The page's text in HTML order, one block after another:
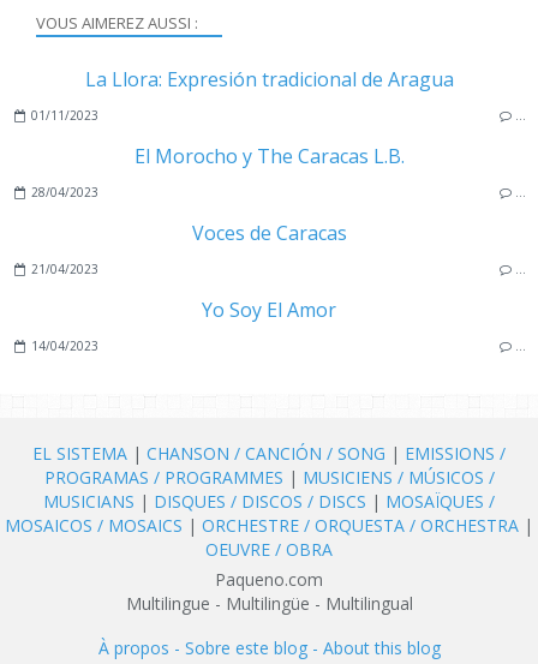
VOUS AIMEREZ AUSSI :
La Llora: Expresión tradicional de Aragua
01/11/2023 …
El Morocho y The Caracas L.B.
28/04/2023 …
Voces de Caracas
21/04/2023 …
Yo Soy El Amor
14/04/2023 …
EL SISTEMA | CHANSON / CANCIÓN / SONG | EMISSIONS /
PROGRAMAS / PROGRAMMES | MUSICIENS / MÚSICOS /
MUSICIANS | DISQUES / DISCOS / DISCS | MOSAÏQUES /
MOSAICOS / MOSAICS | ORCHESTRE / ORQUESTA / ORCHESTRA |
OEUVRE / OBRA
Paqueno.com
Multilingue - Multilingüe - Multilingual
À propos - Sobre este blog - About this blog